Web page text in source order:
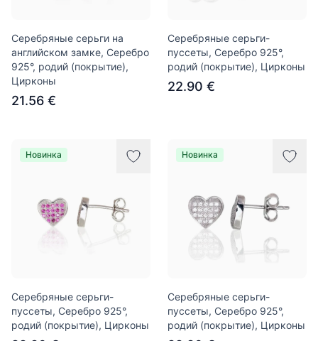
Серебряные серьги на
английском замке, Серебро
925°, родий (покрытие),
Цирконы
21.56 €
Серебряные серьги-
пуссеты, Серебро 925°,
родий (покрытие), Цирконы
22.90 €
Новинка
Серебряные серьги-
пуссеты, Серебро 925°,
родий (покрытие), Цирконы
Новинка
Серебряные серьги-
пуссеты, Серебро 925°,
родий (покрытие), Цирконы